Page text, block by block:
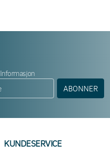
Informasjon
ABONNER
KUNDESERVICE